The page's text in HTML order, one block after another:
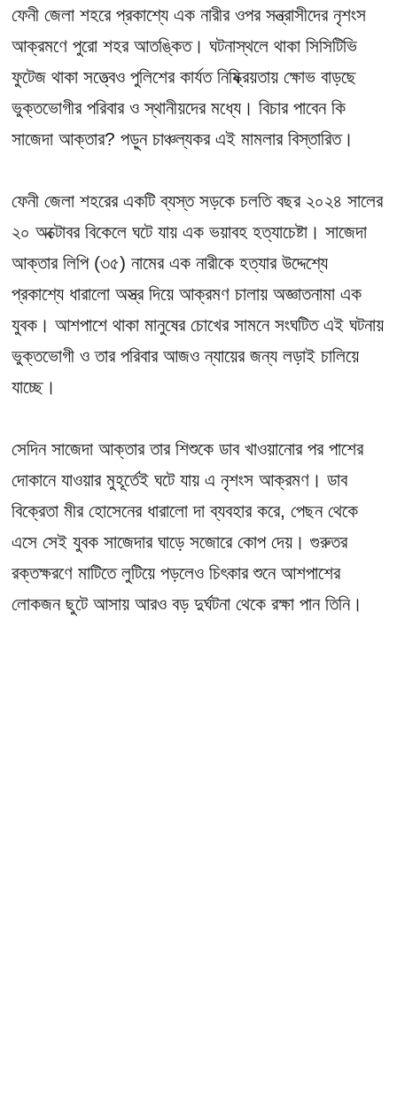
ফেনী জেলা শহরে প্রকাশ্যে এক নারীর ওপর সন্ত্রাসীদের নৃশংস
আক্রমণে পুরো শহর আতঙ্কিত। ঘটনাস্থলে থাকা সিসিটিভি
ফুটেজ থাকা সত্ত্বেও পুলিশের কার্যত নিষ্ক্রিয়তায় ক্ষোভ বাড়ছে
ভুক্তভোগীর পরিবার ও স্থানীয়দের মধ্যে। বিচার পাবেন কি
সাজেদা আক্তার? পড়ুন চাঞ্চল্যকর এই মামলার বিস্তারিত।
ফেনী জেলা শহরের একটি ব্যস্ত সড়কে চলতি বছর ২০২৪ সালের
২০ অক্টোবর বিকেলে ঘটে যায় এক ভয়াবহ হত্যাচেষ্টা। সাজেদা
আক্তার লিপি (৩৫) নামের এক নারীকে হত্যার উদ্দেশ্যে
প্রকাশ্যে ধারালো অস্ত্র দিয়ে আক্রমণ চালায় অজ্ঞাতনামা এক
যুবক। আশপাশে থাকা মানুষের চোখের সামনে সংঘটিত এই ঘটনায়
ভুক্তভোগী ও তার পরিবার আজও ন্যায়ের জন্য লড়াই চালিয়ে
যাচ্ছে।
সেদিন সাজেদা আক্তার তার শিশুকে ডাব খাওয়ানোর পর পাশের
দোকানে যাওয়ার মুহূর্তেই ঘটে যায় এ নৃশংস আক্রমণ। ডাব
বিক্রেতা মীর হোসেনের ধারালো দা ব্যবহার করে, পেছন থেকে
এসে সেই যুবক সাজেদার ঘাড়ে সজোরে কোপ দেয়। গুরুতর
রক্তক্ষরণে মাটিতে লুটিয়ে পড়লেও চিৎকার শুনে আশপাশের
লোকজন ছুটে আসায় আরও বড় দুর্ঘটনা থেকে রক্ষা পান তিনি।